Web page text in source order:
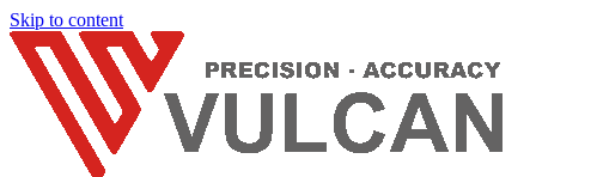
Skip to content